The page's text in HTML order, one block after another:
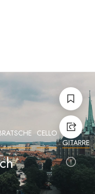
CELLO E-
GITARRE